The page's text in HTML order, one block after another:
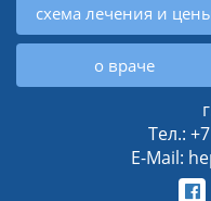
схема лечения и
о враче
Тел.:
E-Mail: